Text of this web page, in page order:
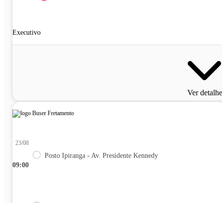
Executivo
Ver
09:00
23/08
Posto Ipiranga - Av. Presidente Kennedy